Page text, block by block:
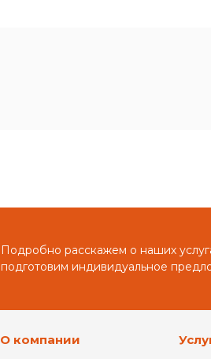
Подробно расскажем о наших
подготовим индивидуальное
О компании